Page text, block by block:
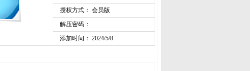
授权方式： 会员版
解压密码：
添加时间： 2024/5/8